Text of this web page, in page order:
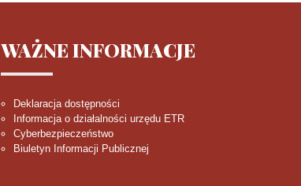
WAŻNEINFORMACJE
Deklaracja dostępności
Informacja o działalności urzędu ETR
Cyberbezpieczeństwo
Biuletyn Informacji Publicznej